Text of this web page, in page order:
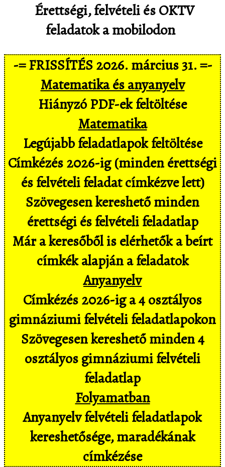
Érettségi, felvételi és OKTV
feladatok a mobilodon
-= FRISSÍTÉS 2026. március 31. =-
Matematika és anyanyelv
Hiányzó PDF-ek feltöltése
Matematika
Legújabb feladatlapok feltöltése
Címkézés 2026-ig (minden érettségi
és felvételi feladat címkézve lett)
Szövegesen kereshető minden
érettségi és felvételi feladatlap
Már a keresőből is elérhetők a beírt
címkék alapján a feladatok
Anyanyelv
Címkézés 2026-ig a 4 osztályos
gimnáziumi felvételi feladatlapokon
Szövegesen kereshető minden 4
osztályos gimnáziumi felvételi
feladatlap
Folyamatban
Anyanyelv felvételi feladatlapok
kereshetősége, maradékának
címkézése